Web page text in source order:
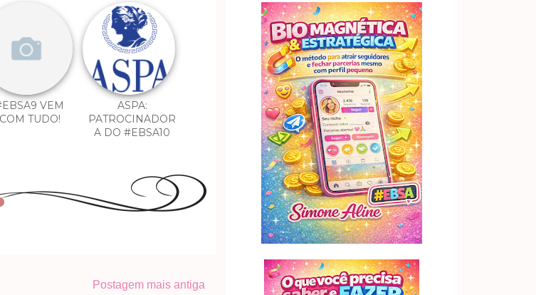
VEM
COM TUDO!
ASPA:
PATROCINADOR
A DO #EBSA10
Postagem mais antiga